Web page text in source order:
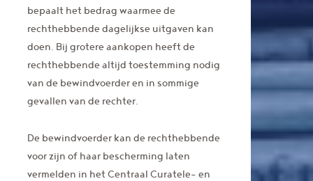
bepaalt het bedrag waarmee de
rechthebbende dagelijkse uitgaven kan
doen. Bij grotere aankopen heeft de
rechthebbende altijd toestemming nodig
van de bewindvoerder en in sommige
gevallen van de rechter.
De bewindvoerder kan de rechthebbende
voor zijn of haar bescherming laten
vermelden in het Centraal Curatele- en